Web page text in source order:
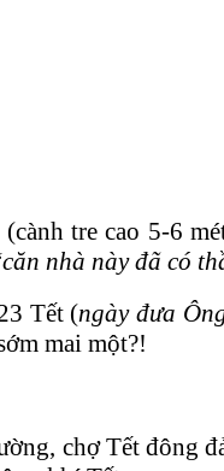
tre cao 5-6
căn nhà này đã có
Tết (ngày đưa
mai một?!
chợ Tết đông